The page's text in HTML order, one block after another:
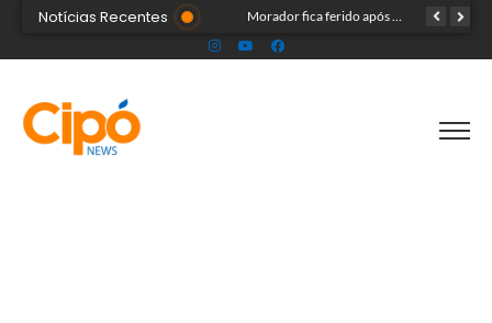
Notícias Recentes Após identificar falhas, MPAC monitora assistência a adultos com autismo em Cruzeiro